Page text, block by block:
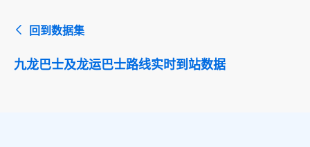
回到数据集
九龙巴士及龙运巴士路线实时到站数据